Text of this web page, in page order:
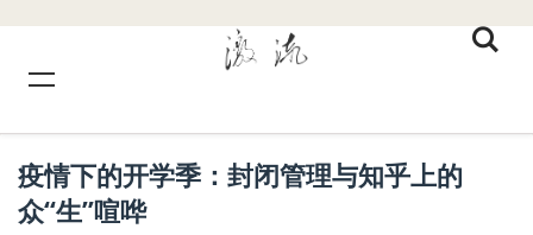
疫情下的开学季：封闭管理与知乎上的
众“生”喧哗